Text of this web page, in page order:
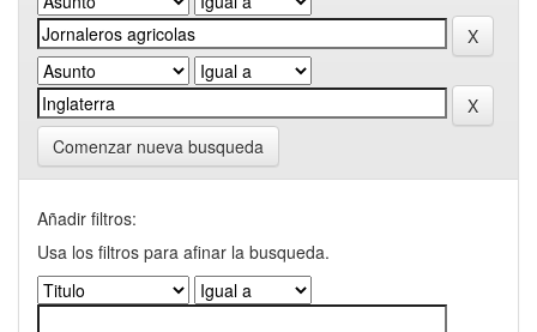
Comenzar nueva busqueda
Añadir filtros:
Usa los filtros para afinar la busqueda.